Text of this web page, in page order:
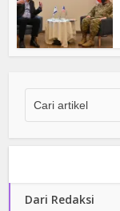
Dari Redaksi